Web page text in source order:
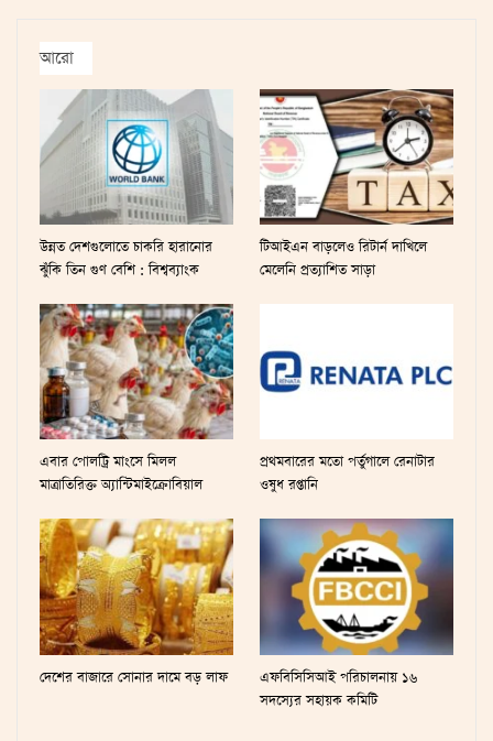
আরো
উন্নত দেশগুলোতে চাকরি হারানোর
ঝুঁকি তিন গুণ বেশি : বিশ্বব্যাংক
টিআইএন বাড়লেও রিটার্ন দাখিলে
মেলেনি প্রত্যাশিত সাড়া
এবার পোলট্রি মাংসে মিলল
মাত্রাতিরিক্ত অ্যান্টিমাইক্রোবিয়াল
প্রথমবারের মতো পর্তুগালে রেনাটার
ওষুধ রপ্তানি
দেশের বাজারে সোনার দামে বড় লাফ
এফবিসিসিআই পরিচালনায় ১৬
সদস্যের সহায়ক কমিটি